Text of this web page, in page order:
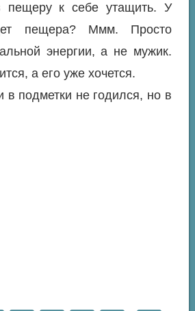
к себе утащить. У
пещера? Ммм. Просто
энергии, а не мужик.
а его уже хочется.
в подметки не годился, но в